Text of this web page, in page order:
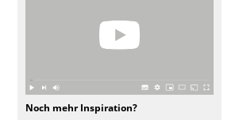
Noch mehr Inspiration?